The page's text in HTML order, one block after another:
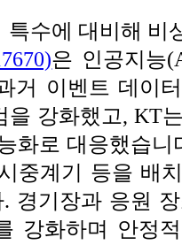
특수에 대비해 비
은 인공지능
거 이벤트 데이
을 강화했고, KT
화로 대응했습
중계기 등을 배
경기장과 응원
강화하며 안정